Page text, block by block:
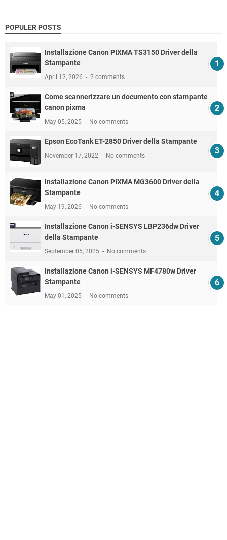
POPULER POSTS
Installazione Canon PIXMA TS3150 Driver della
Stampante
April 12, 2026 2 comments
Come scannerizzare un documento con stampante
canon pixma
May 05, 2025 No comments
Epson EcoTank ET-2850 Driver della Stampante
November 17, 2022 No comments
Installazione Canon PIXMA MG3600 Driver della
Stampante
May 19, 2026 No comments
Installazione Canon i-SENSYS LBP236dw Driver
della Stampante
September 05, 2025 No comments
Installazione Canon i-SENSYS MF4780w Driver
Stampante
May 01, 2025 No comments